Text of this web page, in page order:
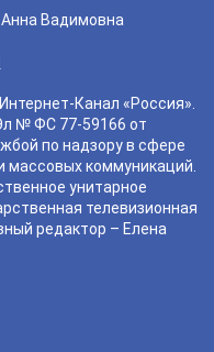
Вадимовна
Канал «Россия».
№ ФС 77-59166 от
по надзору в сфере
массовых коммуникаций.
унитарное
телевизионная
редактор – Елена